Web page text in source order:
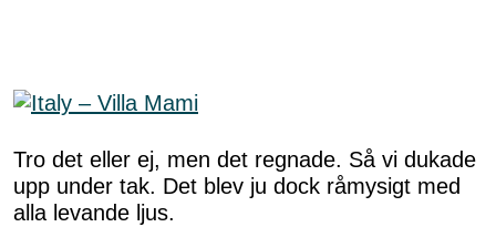
Tro det eller ej, men det regnade. Så vi dukade
upp under tak. Det blev ju dock råmysigt med
alla levande ljus.